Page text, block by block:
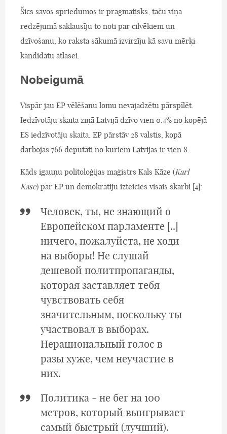
Šics savos spriedumos ir pragmatisks, taču viņa
redzējumā saklausīju to noti par cilvēkiem un
dzīvošanu, ko raksta sākumā izvirzīju kā savu mērķi
kandidātu atlasei.
Nobeigumā
Vispār jau EP vēlēšanu lomu nevajadzētu pārspīlēt.
Iedzīvotāju skaita ziņā Latvijā dzīvo vien 0.4% no kopējā
ES iedzīvotāju skaita. EP pārstāv 28 valstis, kopā
darbojas 766 deputāti no kuriem Latvijas ir vien 8.
Kāds igauņu politoloģijas maģistrs Kals Kāze (Karl
Kase) par EP un demokrātiju izteicies visais skarbi [4]:
Человек, ты, не знающий о
Европейском парламенте [..]
ничего, пожалуйста, не ходи
на выборы! Не слушай
дешевой политпропаганды,
которая заставляет тебя
чувствовать себя
значительным, поскольку ты
участвовал в выборах.
Нерациональный голос в
разы хуже, чем неучастие в
них.
Политика - не бег на 100
метров, который выигрывает
самый быстрый (лучший).